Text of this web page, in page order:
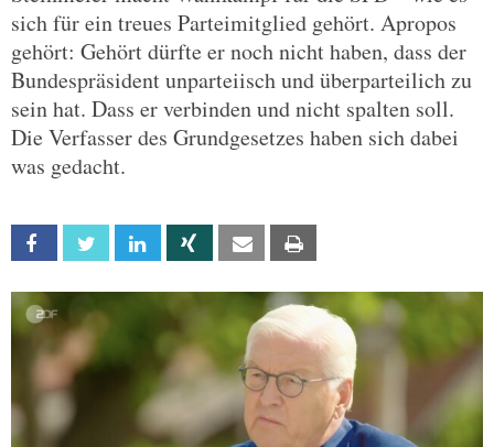
sich für ein treues Parteimitglied gehört. Apropos
gehört: Gehört dürfte er noch nicht haben, dass der
Bundespräsident unparteiisch und überparteilich zu
sein hat. Dass er verbinden und nicht spalten soll.
Die Verfasser des Grundgesetzes haben sich dabei
was gedacht.
Facebook Twitter Linkedin Xing Email